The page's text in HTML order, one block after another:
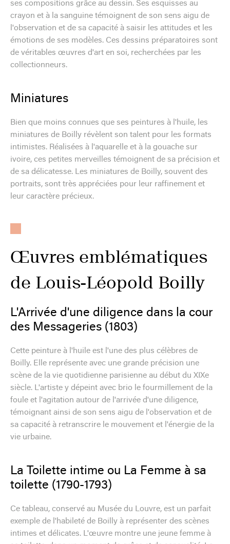
ses compositions grâce au dessin. Ses esquisses au
crayon et à la sanguine témoignent de son sens aigu de
l'observation et de sa capacité à saisir les attitudes et les
émotions de ses modèles. Ces dessins préparatoires sont
de véritables œuvres d'art en soi, recherchées par les
collectionneurs.
Miniatures
Bien que moins connues que ses peintures à l'huile, les
miniatures de Boilly révèlent son talent pour les formats
intimistes. Réalisées à l'aquarelle et à la gouache sur
ivoire, ces petites merveilles témoignent de sa précision et
de sa délicatesse. Les miniatures de Boilly, souvent des
portraits, sont très appréciées pour leur raffinement et
leur caractère précieux.
Œuvres emblématiques
de Louis-Léopold Boilly
L'Arrivée d'une diligence dans la cour
des Messageries (1803)
Cette peinture à l'huile est l'une des plus célèbres de
Boilly. Elle représente avec une grande précision une
scène de la vie quotidienne parisienne au début du XIXe
siècle. L'artiste y dépeint avec brio le fourmillement de la
foule et l'agitation autour de l'arrivée d'une diligence,
témoignant ainsi de son sens aigu de l'observation et de
sa capacité à retranscrire le mouvement et l'énergie de la
vie urbaine.
La Toilette intime ou La Femme à sa
toilette (1790-1793)
Ce tableau, conservé au Musée du Louvre, est un parfait
exemple de l'habileté de Boilly à représenter des scènes
intimes et délicates. L'œuvre montre une jeune femme à